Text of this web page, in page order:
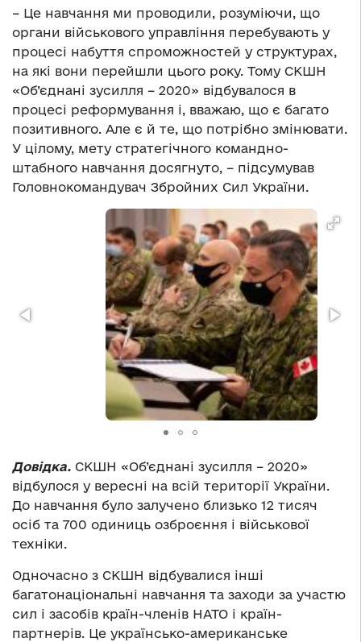
– Це навчання ми проводили, розуміючи, що
органи військового управління перебувають у
процесі набуття спроможностей у структурах,
на які вони перейшли цього року. Тому СКШН
«Об’єднані зусилля – 2020» відбувалося в
процесі реформування і, вважаю, що є багато
позитивного. Але є й те, що потрібно змінювати.
У цілому, мету стратегічного командно-
штабного навчання досягнуто, – підсумував
Головнокомандувач Збройних Сил України.
Довідка. СКШН «Об’єднані зусилля – 2020»
відбулося у вересні на всій території України.
До навчання було залучено близько 12 тисяч
осіб та 700 одиниць озброєння і військової
техніки.
Одночасно з СКШН відбувалися інші
багатонаціональні навчання та заходи за участю
сил і засобів країн-членів НАТО і країн-
партнерів. Це українсько-американське